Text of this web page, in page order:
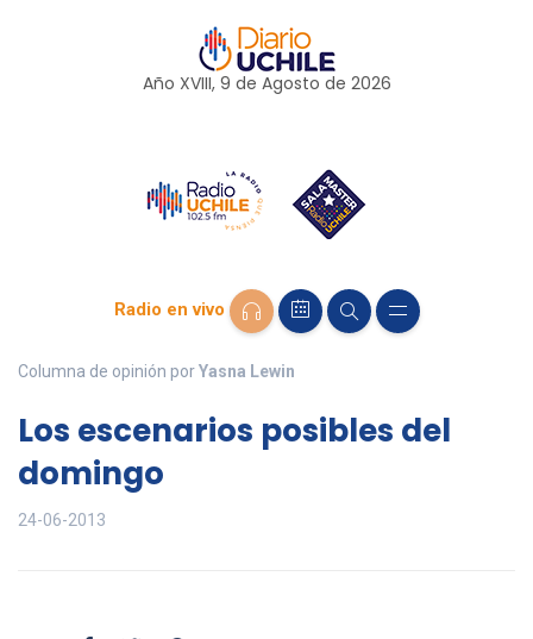
Año XVIII, 9 de Agosto de 2026
Radio en vivo
Columna de opinión porYasna Lewin
Los escenarios posibles del
domingo
24-06-2013